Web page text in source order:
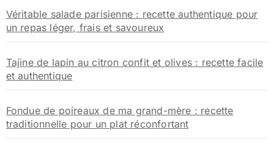
Véritable salade parisienne : recette authentique pour
un repas léger, frais et savoureux
Tajine de lapin au citron confit et olives : recette facile
et authentique
Fondue de poireaux de ma grand-mère : recette
traditionnelle pour un plat réconfortant